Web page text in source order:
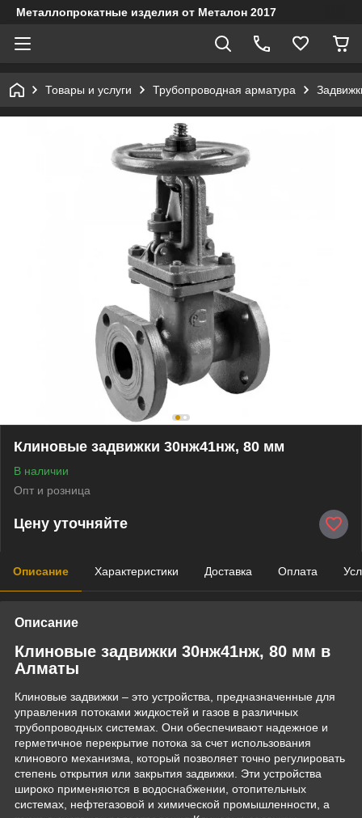
Металлопрокатные изделия от Металон 2017
Товары и услуги Трубопроводная арматура
Клиновые задвижки 30нж41нж, 80 мм
В наличии
Опт и розница
Цену уточняйте
Описание Характеристики Доставка Оплата
Описание
Клиновые задвижки 30нж41нж, 80 мм в
Алматы
Клиновые задвижки – это устройства, предназначенные для
управления потоками жидкостей и газов в различных
трубопроводных системах. Они обеспечивают надежное и
герметичное перекрытие потока за счет использования
клинового механизма, который позволяет точно регулировать
степень открытия или закрытия задвижки. Эти устройства
широко применяются в водоснабжении, отопительных
системах, нефтегазовой и химической промышленности, а